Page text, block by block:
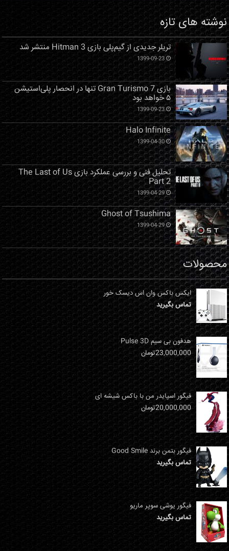
نوشته های تازه
تریلر جدیدی از گیم‌پلی بازی Hitman 3 منتشر شد
1399-09-23
بازی Gran Turismo 7 تنها در انحصار پلی‌استیشن
۵ خواهد بود
1399-09-23
Halo Infinite
1399-04-30
تحلیل فنی و بررسی عملکرد بازی The Last of Us
Part 2
1399-04-29
Ghost of Tsushima
1399-04-29
محصولات
ایکس باکس وان اس دیسک خور
تماس بگیرید
هدفون بی سیم Pulse 3D
23,000,000تومان
فیگور اسپایدر من با باکس شیشه ای
20,000,000تومان
فیگور بتمن برند Good Smile
تماس بگیرید
فیگور یوشی سوپر ماریو
تماس بگیرید